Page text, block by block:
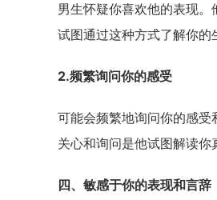
男生怀疑你喜欢他的表现
试图通过这种方式了解你的
2.频繁询问你的感受
可能会频繁地询问你的感
关心和询问是他试图解读你
四、敏感于你的表现和言辞